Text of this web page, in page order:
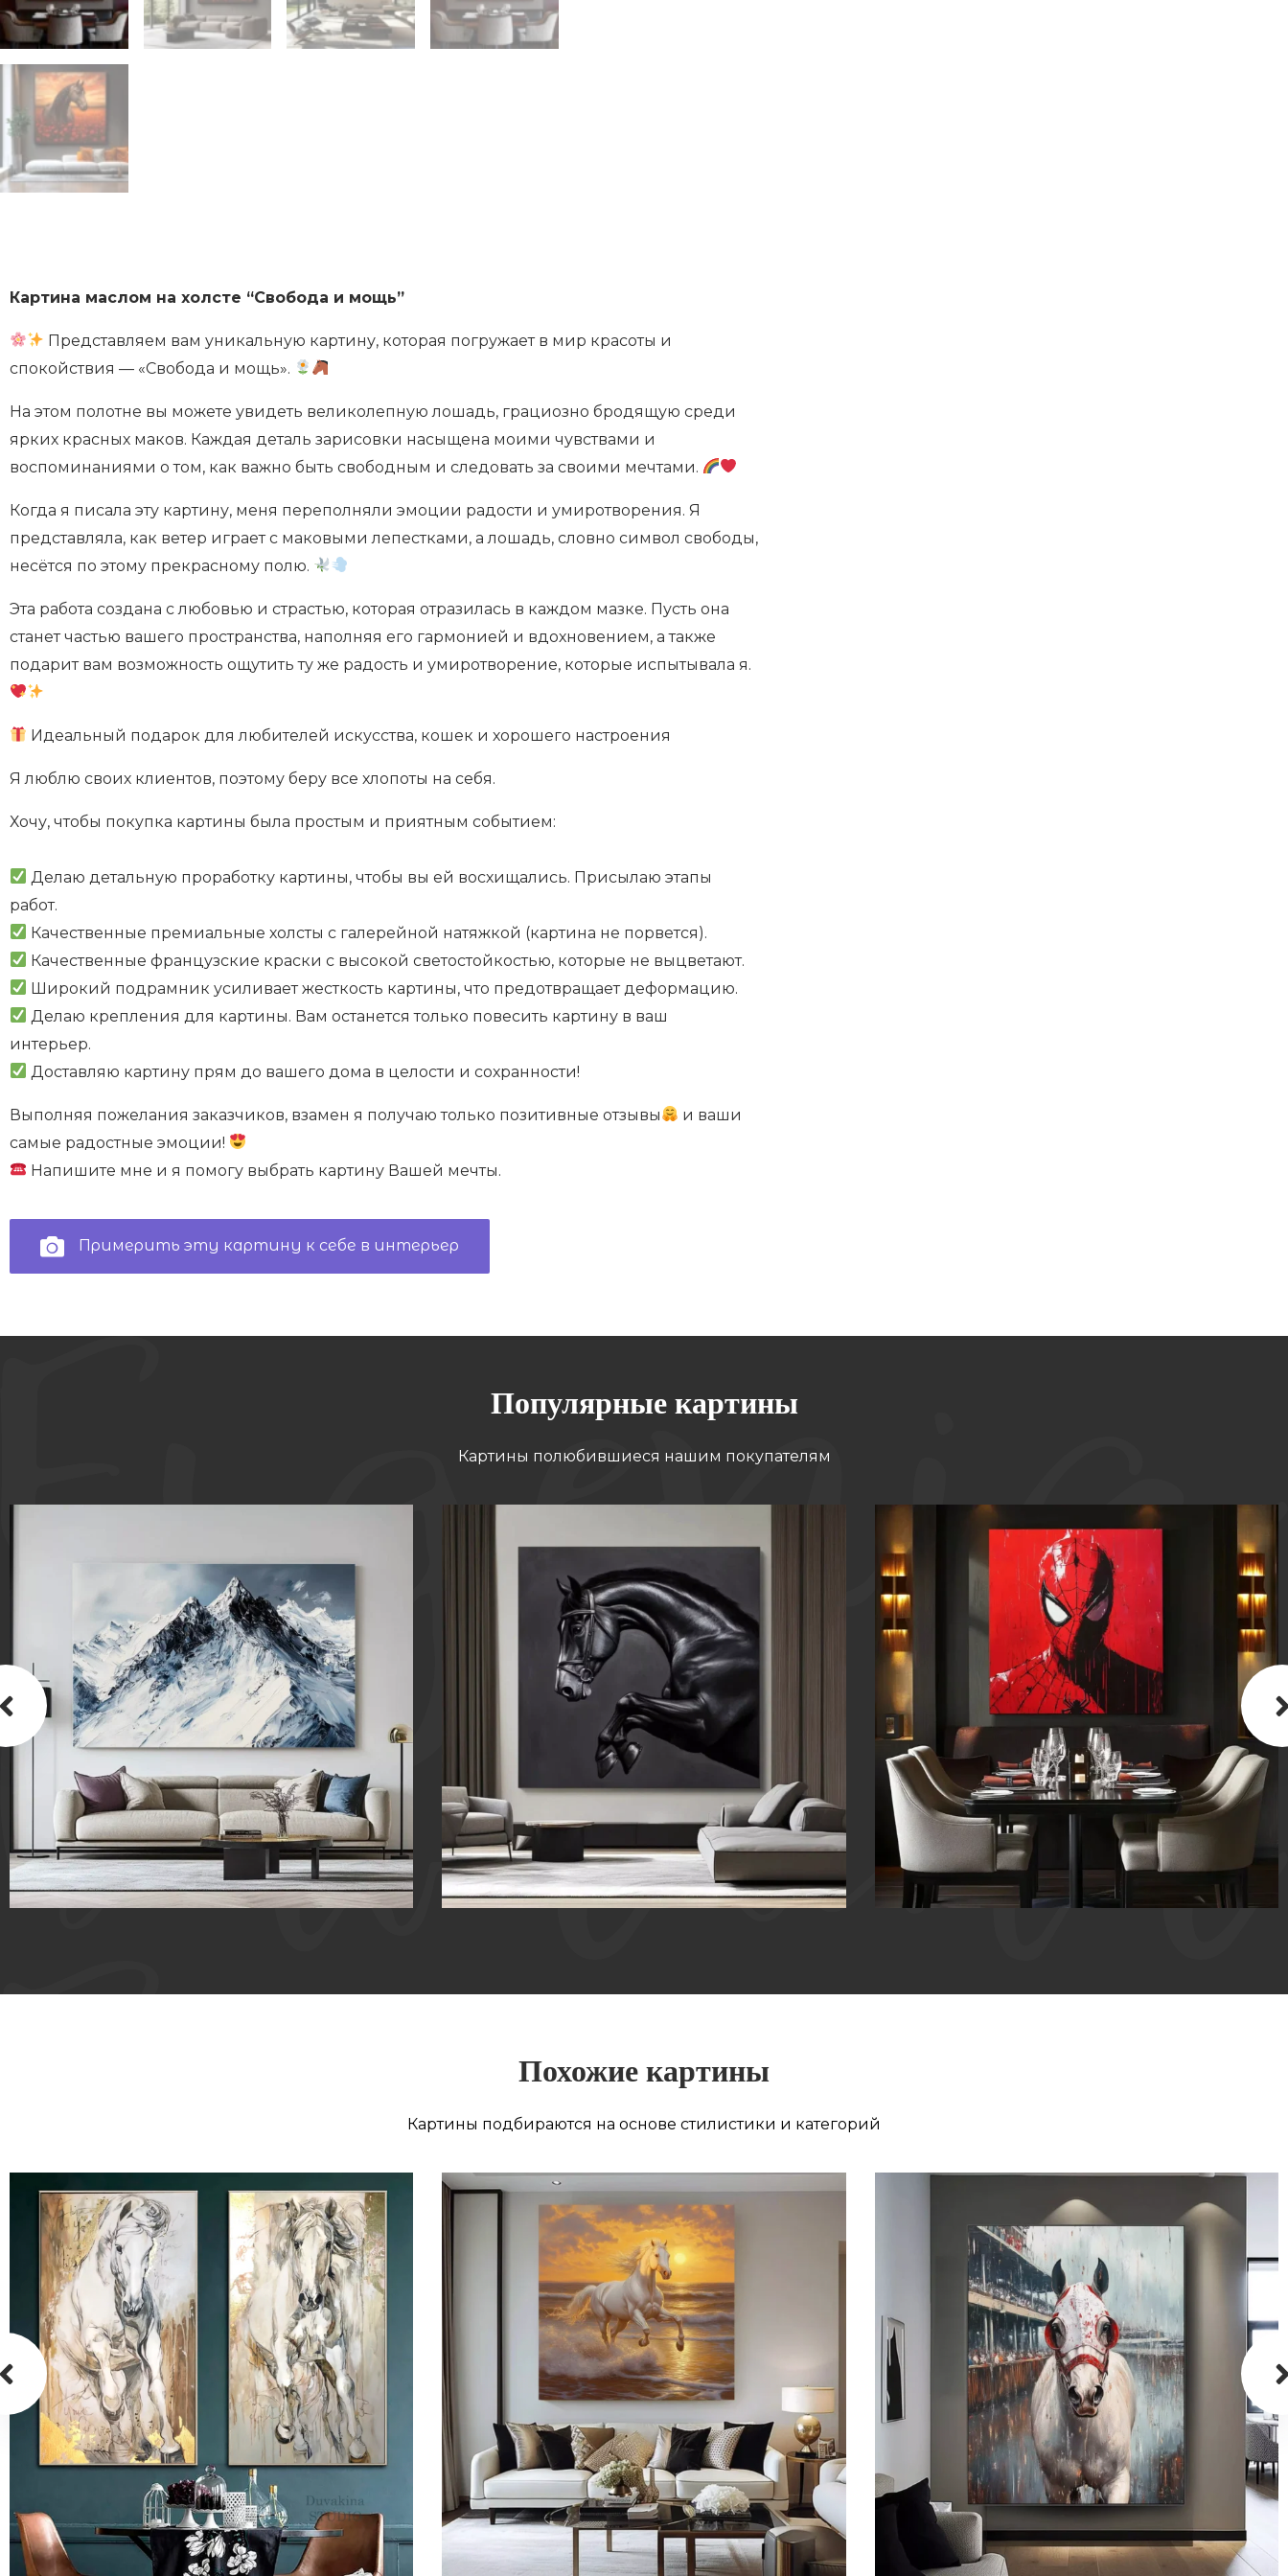
Картина маслом на холсте “Свобода и мощь”
Представляем вам уникальную картину, которая погружает в мир красоты и
спокойствия — «Свобода и мощь».
На этом полотне вы можете увидеть великолепную лошадь, грациозно бродящую среди
ярких красных маков. Каждая деталь зарисовки насыщена моими чувствами и
воспоминаниями о том, как важно быть свободным и следовать за своими мечтами.
Когда я писала эту картину, меня переполняли эмоции радости и умиротворения. Я
представляла, как ветер играет с маковыми лепестками, а лошадь, словно символ свободы,
несётся по этому прекрасному полю.
Эта работа создана с любовью и страстью, которая отразилась в каждом мазке. Пусть она
станет частью вашего пространства, наполняя его гармонией и вдохновением, а также
подарит вам возможность ощутить ту же радость и умиротворение, которые испытывала я.
Идеальный подарок для любителей искусства, кошек и хорошего настроения
Я люблю своих клиентов, поэтому беру все хлопоты на себя.
Хочу, чтобы покупка картины была простым и приятным событием:
Делаю детальную проработку картины, чтобы вы ей восхищались. Присылаю этапы
работ.
Качественные премиальные холсты с галерейной натяжкой (картина не порвется).
Качественные французские краски с высокой светостойкостью, которые не выцветают.
Широкий подрамник усиливает жесткость картины, что предотвращает деформацию.
Делаю крепления для картины. Вам останется только повесить картину в ваш
интерьер.
Доставляю картину прям до вашего дома в целости и сохранности!
Выполняя пожелания заказчиков, взамен я получаю только позитивные отзывы
и ваши
самые радостные эмоции!
Напишите мне и я помогу выбрать картину Вашей мечты.
Примерить эту картину к себе в интерьер
Популярные картины
Картины полюбившиеся нашим покупателям
Похожие картины
Картины подбираются на основе стилистики и категорий